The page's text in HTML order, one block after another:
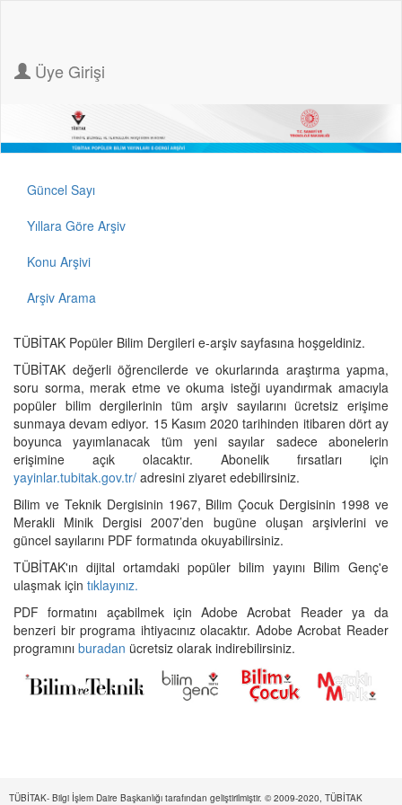
Üye Girişi
Güncel Sayı
Yıllara Göre Arşiv
Konu Arşivi
Arşiv Arama
TÜBİTAK Popüler Bilim Dergileri e-arşiv sayfasına hoşgeldiniz.
TÜBİTAK değerli öğrencilerde ve okurlarında araştırma yapma,
soru sorma, merak etme ve okuma isteği uyandırmak amacıyla
popüler bilim dergilerinin tüm arşiv sayılarını ücretsiz erişime
sunmaya devam ediyor. 15 Kasım 2020 tarihinden itibaren dört ay
boyunca yayımlanacak tüm yeni sayılar sadece abonelerin
erişimine açık olacaktır. Abonelik fırsatları için
yayinlar.tubitak.gov.tr/ adresini ziyaret edebilirsiniz.
Bilim ve Teknik Dergisinin 1967, Bilim Çocuk Dergisinin 1998 ve
Merakli Minik Dergisi 2007’den bugüne oluşan arşivlerini ve
güncel sayılarını PDF formatında okuyabilirsiniz.
TÜBİTAK'ın dijital ortamdaki popüler bilim yayını Bilim Genç'e
ulaşmak için tıklayınız.
PDF formatını açabilmek için Adobe Acrobat Reader ya da
benzeri bir programa ihtiyacınız olacaktır. Adobe Acrobat Reader
programını buradan ücretsiz olarak indirebilirsiniz.
TÜBİTAK- Bilgi İşlem Daire Başkanlığı tarafından geliştirilmiştir. © 2009-2020, TÜBİTAK